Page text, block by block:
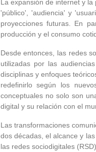
La expansión de internet y
'público', 'audiencia' y
proyecciones futuras. En
producción y el consumo
Desde entonces, las redes
utilizadas por las
disciplinas y enfoques
redefinirlo según los
conceptuales no solo son
digital y su relación con el
Las transformaciones
dos décadas, el alcance y
las redes sociodigitales